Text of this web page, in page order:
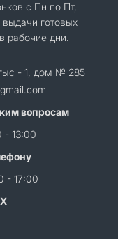
с Пн по Пт,
готовых
рабочие дни.
- 1, дом № 285
вопросам
- 13:00
- 17:00